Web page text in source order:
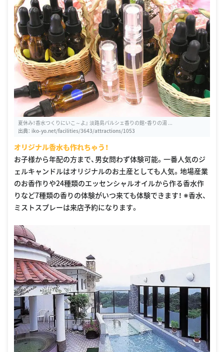
夏休み！香水つくりにいこ～よ』 淡路島パルシェ香りの館・香りの湯 ...
出典： iko-yo.net/facilities/3643/attractions/1053
オリジナル香水も作れちゃう！
お子様から年配の方まで、男女問わず体験可能。一番人気のジ
ェルキャンドルはオリジナルのお土産としても人気。地場産業
のお香作りや24種類のエッセンシャルオイルから作る香水作
りなど7種類の香りの体験がいつ来ても体験できます！ ※香水、
ミストスプレーは来店予約になります。